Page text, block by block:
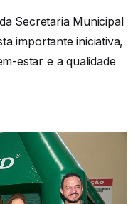
Secretaria Municipal
importante iniciativa,
estar e a qualidade